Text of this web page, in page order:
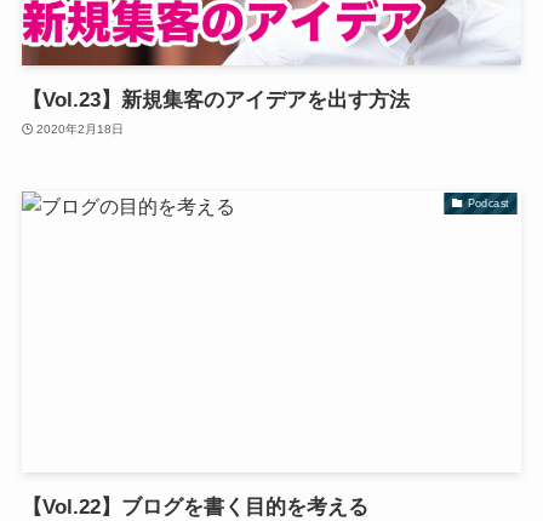
【Vol.23】新規集客のアイデアを出す方法
2020年2月18日
Podcast
【Vol.22】ブログを書く目的を考える